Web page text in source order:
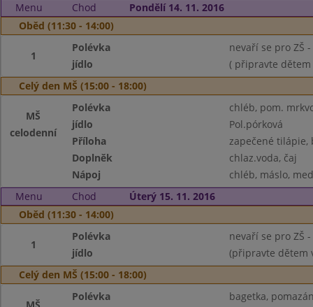
Menu Chod
Pondělí 14. 11. 2016
Oběd (11:30 - 14:00)
1
Polévka
nevaří se pro ZŠ
jídlo
( připravte dětem
Celý den MŠ (15:00 - 18:00)
MŠ
celodenní
Polévka
chléb, pom.
jídlo
Pol.pórková
Příloha
zapečené tilápie,
Doplněk
chlaz.voda, čaj
Nápoj
chléb, máslo,
Menu
Chod
Úterý 15. 11. 2016
Oběd (11:30 - 14:00)
1
Polévka
nevaří se pro ZŠ
jídlo
(připravte dětem
Celý den MŠ (15:00 - 18:00)
Polévka
bagetka,